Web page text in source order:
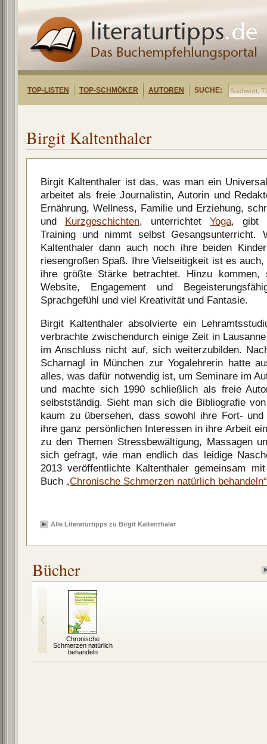
TOP-LISTEN TOP-SCHMÖKER AUTOREN SUCHE:
Birgit Kaltenthaler
Birgit Kaltenthaler ist das, was man ein
arbeitet als freie Journalistin, Autorin und
Ernährung, Wellness, Familie und Erziehung,
und Kurzgeschichten, unterrichtet Yoga, gibt
Training und nimmt selbst Gesangsunterricht.
Kaltenthaler dann auch noch ihre beiden
riesengroßen Spaß. Ihre Vielseitigkeit ist es
ihre größte Stärke betrachtet. Hinzu
Website, Engagement und
Sprachgefühl und viel Kreativität und Fantasie.
Birgit Kaltenthaler absolvierte ein
verbrachte zwischendurch einige Zeit in
im Anschluss nicht auf, sich weiterzubilden.
Scharnagl in München zur Yogalehrerin hatte
alles, was dafür notwendig ist, um Seminare im
und machte sich 1990 schließlich als freie
selbstständig. Sieht man sich die Bibliografie
kaum zu übersehen, dass sowohl ihre Fort-
ihre ganz persönlichen Interessen in ihre Arbeit
zu den Themen Stressbewältigung, Massagen
sich gefragt, wie man endlich das leidige
2013 veröffentlichte Kaltenthaler gemeinsam
Buch „Chronische Schmerzen natürlich behandeln“
Alle Literaturtipps zu Birgit Kaltenthaler
Bücher
Chronische
Schmerzen natürlich
behandeln